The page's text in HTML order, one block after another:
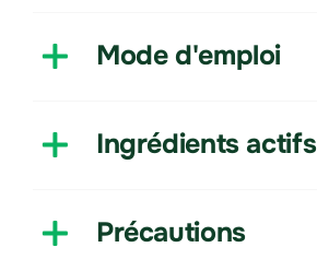
Mode d'emploi
Ingrédients actifs
Précautions